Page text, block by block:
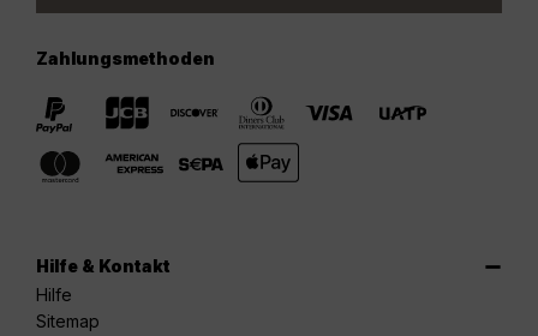
Zahlungsmethoden
Hilfe & Kontakt
Hilfe
Sitemap